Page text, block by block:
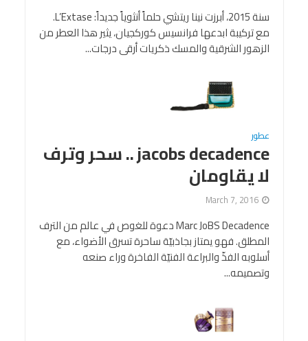
سنة 2015، أبرزت نينا ريتشي حلماً أنثوياً جديداً: L’Extase.
مع تركيبة ابدعها فرانسيس كوركجيان، يثير هذا العطر من
الزهور الشرقية والمسك ذكريات أرقى درجات...
عطور
jacobs decadence .. سحر وترف
لا يقاومان
March 7, 2016
Marc JoBS Decadence دعوة للغوص في عالم من الترف
المطلق. فهو يمتاز بجاذبيّة ساحرة تسرق الأضواء، مع
أسلوبه الفذّ والبراعة الفنيّة الفاخرة وراء صنعه
وتصميمه...